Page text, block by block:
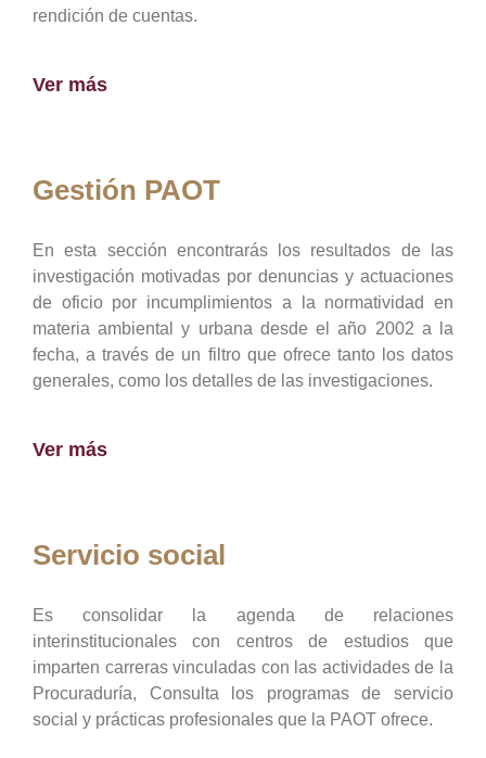
rendición de cuentas.
Ver más
Gestión PAOT
En esta sección encontrarás los resultados de las
investigación motivadas por denuncias y actuaciones
de oficio por incumplimientos a la normatividad en
materia ambiental y urbana desde el año 2002 a la
fecha, a través de un filtro que ofrece tanto los datos
generales, como los detalles de las investigaciones.
Ver más
Servicio social
Es consolidar la agenda de relaciones
interinstitucionales con centros de estudios que
imparten carreras vinculadas con las actividades de la
Procuraduría, Consulta los programas de servicio
social y prácticas profesionales que la PAOT ofrece.